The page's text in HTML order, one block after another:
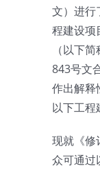
文）进行
程建设项
（以下
843号文
作出解释
以下工程
现就《修
众可通过